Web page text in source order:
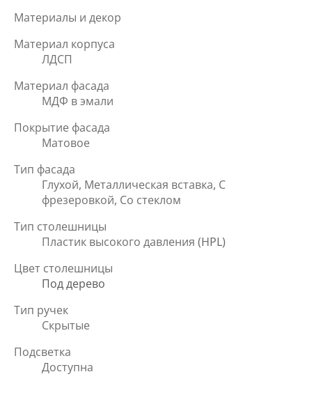
Материалы и декор
Материал корпуса
ЛДСП
Материал фасада
МДФ в эмали
Покрытие фасада
Матовое
Тип фасада
Глухой, Металлическая вставка, С
фрезеровкой, Со стеклом
Тип столешницы
Пластик высокого давления (HPL)
Цвет столешницы
Под дерево
Тип ручек
Скрытые
Подсветка
Доступна